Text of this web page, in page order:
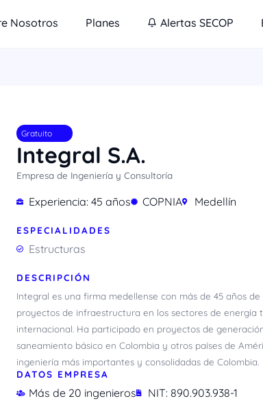
Nosotros Planes Alertas SECOP
Gratuito
Integral S.A.
Empresa de Ingeniería y Consultoría
Experiencia: 45 años COPNIA Medellín
ESPECIALIDADES
Estructuras
DESCRIPCIÓN
Integral es una firma medellense con más de 45 años
proyectos de infraestructura en los sectores de
internacional. Ha participado en proyectos de
saneamiento básico en Colombia y otros países de
ingeniería más importantes y consolidadas de Colombia.
DATOS EMPRESA
Más de 20 ingenieros NIT: 890.903.938-1